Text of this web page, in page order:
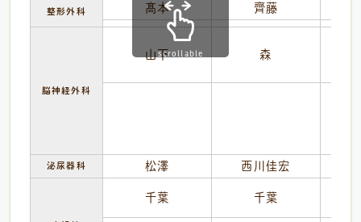
整形外科 髙本 齊藤
脳神経外科
山下 森
泌尿器科 松澤 西川佳宏
千葉 千葉
scrollable